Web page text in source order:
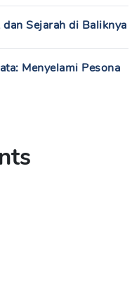
Sejarah di Baliknya
Menyelami Pesona